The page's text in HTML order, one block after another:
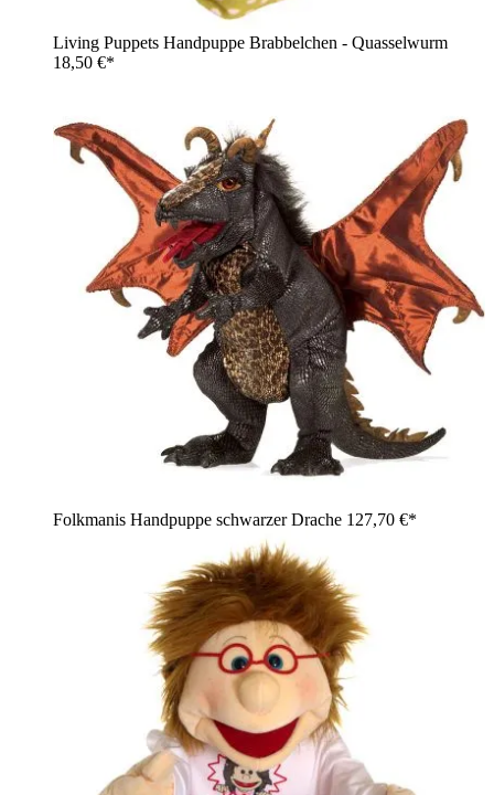
Living Puppets Handpuppe Brabbelchen - Quasselwurm
18,50 €*
Folkmanis Handpuppe schwarzer Drache 127,70 €*